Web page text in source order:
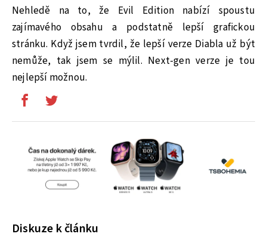
Nehledě na to, že Evil Edition nabízí spoustu
zajímavého obsahu a podstatně lepší grafickou
stránku. Když jsem tvrdil, že lepší verze Diabla už být
nemůže, tak jsem se mýlil. Next-gen verze je tou
nejlepší možnou.
Diskuze k článku